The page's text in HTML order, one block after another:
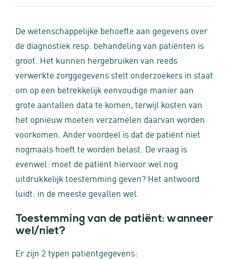
De wetenschappelijke behoefte aan gegevens over
de diagnostiek resp. behandeling van patiënten is
groot. Het kunnen hergebruiken van reeds
verwerkte zorggegevens stelt onderzoekers in staat
om op een betrekkelijk eenvoudige manier aan
grote aantallen data te komen, terwijl kosten van
het opnieuw moeten verzamelen daarvan worden
voorkomen. Ander voordeel is dat de patiënt niet
nogmaals hoeft te worden belast. De vraag is
evenwel: moet de patiënt hiervoor wel nog
uitdrukkelijk toestemming geven? Het antwoord
luidt: in de meeste gevallen wel.
Toestemming van de patiënt: wanneer
wel/niet?
Er zijn 2 typen patiëntgegevens: